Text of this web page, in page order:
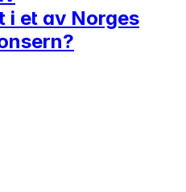
i et av Norges